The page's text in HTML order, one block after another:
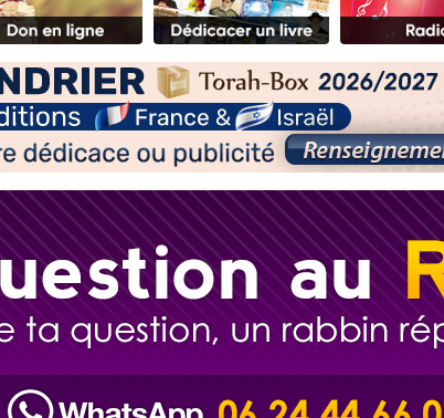
Eva vient de donner son Maasser
4 personnes viennent de nous rejoindre sur WhatsApp
3 personnes viennent de nous rejoindre sur WhatsApp
3 personnes viennent de faire un don pour 5 jours de vacances
Odaya vient de donner son Maasser
13 personnes viennent de demander une bénédiction
2 personnes viennent de nous rejoindre sur WhatsApp
30 personnes viennent de faire un don pour Sauvez la jambe de
Il reste 49 places pour étudier en groupe sur Zoom
3 personnes viennent de nous rejoindre sur WhatsApp
2 personnes viennent de nous rejoindre sur WhatsApp
2 personnes viennent de nous rejoindre sur WhatsApp